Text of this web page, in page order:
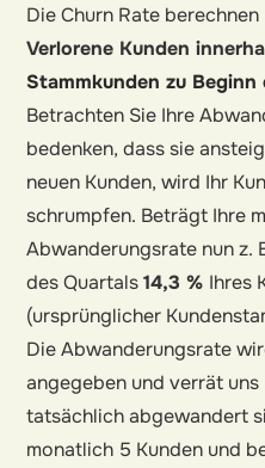
Die Churn Rate
Verlorene Kunden
Stammkunden zu Beginn
Betrachten Sie Ihre
bedenken, dass sie
neuen Kunden, wird Ihr
schrumpfen. Beträgt Ihre
Abwanderungsrate nun z.
des Quartals14,3 % Ihres
(ursprünglicher
Die Abwanderungsrate
angegeben und verrät
tatsächlich abgewandert
monatlich 5 Kunden und